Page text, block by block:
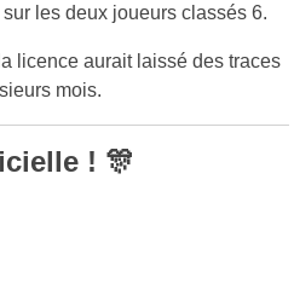
les deux joueurs classés 6.
licence aurait laissé des traces
mois.
! 🎊